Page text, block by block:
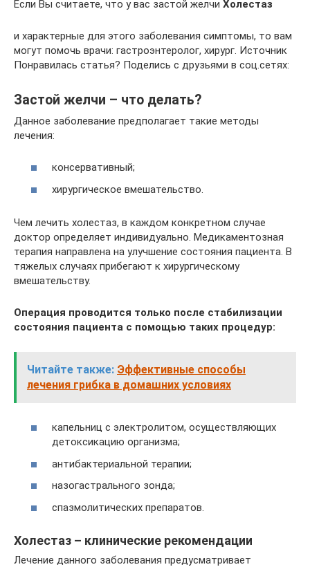
Если Вы считаете, что у вас застой желчи Холестаз
и характерные для этого заболевания симптомы, то вам
могут помочь врачи: гастроэнтеролог, хирург. Источник
Понравилась статья? Поделись с друзьями в соц.сетях:
Застой желчи – что делать?
Данное заболевание предполагает такие методы
лечения:
консервативный;
хирургическое вмешательство.
Чем лечить холестаз, в каждом конкретном случае
доктор определяет индивидуально. Медикаментозная
терапия направлена на улучшение состояния пациента. В
тяжелых случаях прибегают к хирургическому
вмешательству.
Операция проводится только после стабилизации
состояния пациента с помощью таких процедур:
Читайте также: Эффективные способы
лечения грибка в домашних условиях
капельниц с электролитом, осуществляющих
детоксикацию организма;
антибактериальной терапии;
назогастрального зонда;
спазмолитических препаратов.
Холестаз – клинические рекомендации
Лечение данного заболевания предусматривает